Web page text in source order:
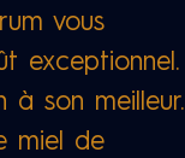
vous
exceptionnel.
à son meilleur.
miel de